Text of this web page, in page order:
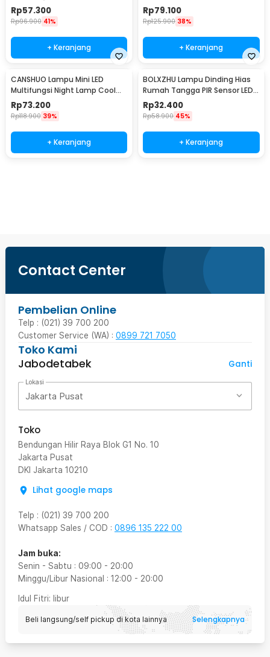
PCS with Remote - YJ-905
Rp57.300
Rp96.900 41%
+ Keranjang
4000K 7W - MSD52
Rp79.100
Rp125.900 38%
+ Keranjang
CANSHUO Lampu Mini LED
Multifungsi Night Lamp Cool
White 4.5V 3W 6 PCS - TD001
Rp73.200
Rp118.900 39%
+ Keranjang
BOLXZHU Lampu Dinding Hias
Rumah Tangga PIR Sensor LED
Warm White 3W - HCGY003
Rp32.400
Rp58.900 45%
+ Keranjang
Contact Center
Pembelian Online
Telp : (021) 39 700 200
Customer Service (WA) : 0899 721 7050
Toko Kami
Jabodetabek
Ganti
Lokasi
Jakarta Pusat
Toko
Bendungan Hilir Raya Blok G1 No. 10
Jakarta Pusat
DKI Jakarta 10210
Lihat google maps
Telp : (021) 39 700 200
Whatsapp Sales / COD : 0896 135 222 00
Jam buka:
Senin - Sabtu : 09:00 - 20:00
Minggu/Libur Nasional : 12:00 - 20:00
Idul Fitri: libur
Beli langsung/self pickup di kota lainnya Selengkapnya